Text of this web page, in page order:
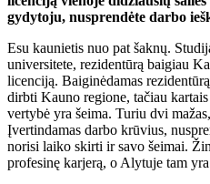
gydytoju, nusprendėte darbo
Esu kaunietis nuo pat šaknų.
universitete, rezidentūrą baigiau
licenciją. Baiginėdamas
dirbti Kauno regione, tačiau
vertybė yra šeima. Turiu dvi
Įvertindamas darbo krūvius,
norisi laiko skirti ir savo šeimai.
profesinę karjerą, o Alytuje tam